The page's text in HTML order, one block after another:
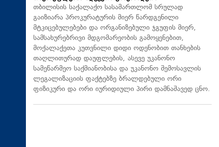
თბილისის საქალაქო სასამართლომ სრულად
გაიზიარა პროკურატურის მიერ წარდგენილი
მტკიცებულებები და ორგანიზებული ჯგუფის მიერ,
სამსახურებრივი მდგომარეობის გამოყენებით,
მოქალაქეთა კუთვნილი დიდი ოდენობით თანხების
თაღლითურად დაუფლების, ასევე უკანონო
სამეწარმეო საქმიანობისა და უკანონო შემოსავლის
ლეგალიზაციის ფაქტებზე ბრალდებული ორი
ფიზიკური და ორი იურიდიული პირი დამნაშავედ ცნო.